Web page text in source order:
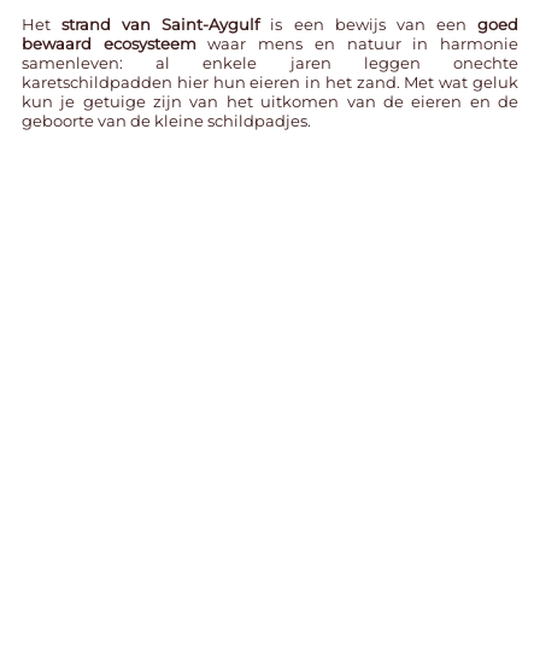
Hetstrand van Saint-Aygulfis een bewijs van eengoed
bewaard ecosysteemwaar mens en natuur in harmonie
samenleven: al enkele jaren leggen onechte
karetschildpadden hier hun eieren in het zand. Met wat geluk
kun je getuige zijn van het uitkomen van de eieren en de
geboorte van de kleine schildpadjes.